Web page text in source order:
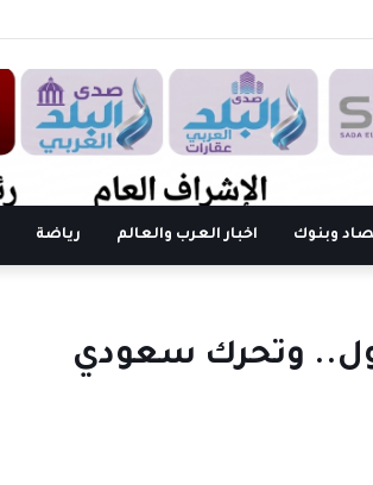
وبنوك اخبار العرب والعالم رياضة
وتحرك سعودي